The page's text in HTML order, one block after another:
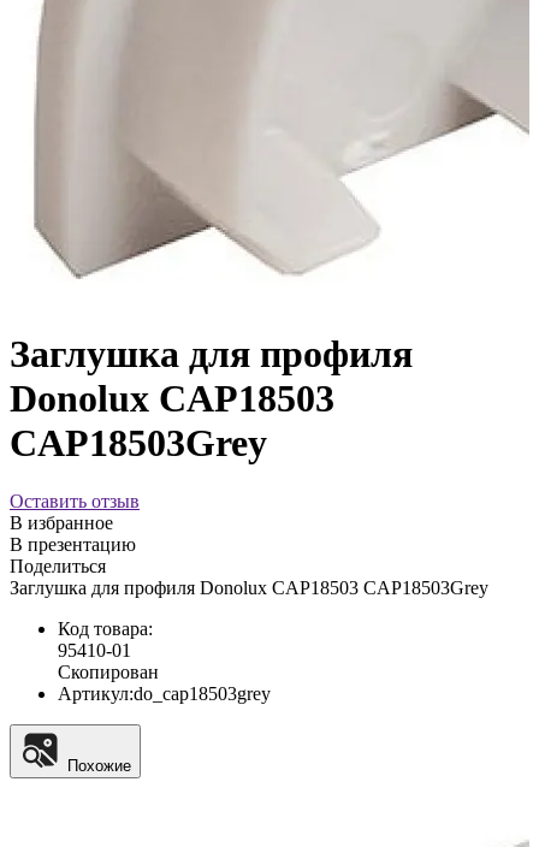
Заглушка для профиля
Donolux CAP18503
CAP18503Grey
Оставить отзыв
В избранное
В презентацию
Поделиться
Заглушка для профиля Donolux CAP18503 CAP18503Grey
Код товара:
95410-01
Скопирован
Артикул:do_cap18503grey
Похожие